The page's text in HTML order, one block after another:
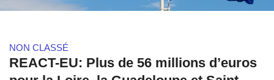
NON CLASSÉ
REACT-EU: Plus de 56 millions d’euros